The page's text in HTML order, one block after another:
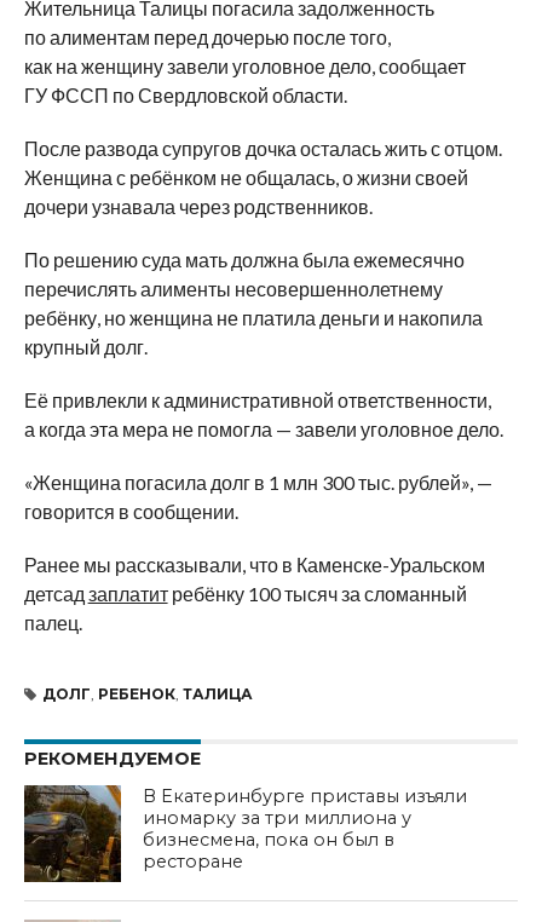
Жительница Талицы погасила задолженность
по алиментам перед дочерью после того,
как на женщину завели уголовное дело, сообщает
ГУ ФССП по Свердловской области.
После развода супругов дочка осталась жить с отцом.
Женщина с ребёнком не общалась, о жизни своей
дочери узнавала через родственников.
По решению суда мать должна была ежемесячно
перечислять алименты несовершеннолетнему
ребёнку, но женщина не платила деньги и накопила
крупный долг.
Её привлекли к административной ответственности,
а когда эта мера не помогла — завели уголовное дело.
«Женщина погасила долг в 1 млн 300 тыс. рублей», —
говорится в сообщении.
Ранее мы рассказывали, что в Каменске-Уральском
детсад заплатитребёнку 100 тысяч за сломанный
палец.
ДОЛГ, РЕБЕНОК, ТАЛИЦА
РЕКОМЕНДУЕМОЕ
В Екатеринбурге приставы изъяли
иномарку за три миллиона у
бизнесмена, пока он был в
ресторане